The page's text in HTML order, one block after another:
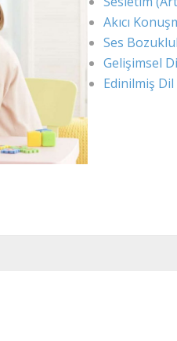
Akıcı
Ses
Gelişimsel
Edinilmiş